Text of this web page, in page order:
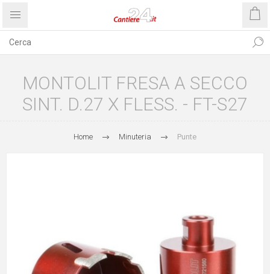
MONTOLIT FRESA A SECCO
SINT. D.27 X FLESS. - FT-S27
Home Minuteria Punte